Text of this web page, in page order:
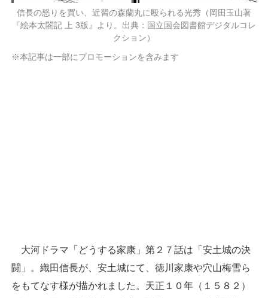
信長の怒りを買い、近習の森蘭丸に殴られる光秀（岡田玉山著
『絵本太閤記 上 3版』より。出典：国立国会図書館デジタルコレ
クション）
※本記事は一部にプロモーションを含みます
大河ドラマ「どうする家康」第２７話は「安土城の決
闘」。織田信長が、安土城にて、徳川家康や穴山梅雪ら
をもてなす様が描かれました。天正１０年（１５８２）